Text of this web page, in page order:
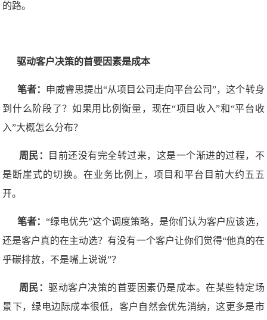
的路。
驱动客户决策的首要因素是成本
笔者： 申威睿思提出“从项目公司走向平台公司”，这个转身
到什么阶段了？如果用比例衡量，现在“项目收入”和“平台收
入”大概怎么分布？
周民：
目前还没有完全转过来，这是一个渐进的过程，不
是断崖式的切换。在业务比例上，项目和平台目前大约五五
开。
笔者： “绿电优先”这个调度策略，是你们认为客户应该选，
还是客户真的在主动选？有没有一个客户让你们觉得“他真的在
乎碳排放，不是嘴上说说”？
周民：驱动客户决策的首要因素仍是成本。在某些特定场
景下，绿电边际成本很低，客户自然会优先消纳，这更多是市